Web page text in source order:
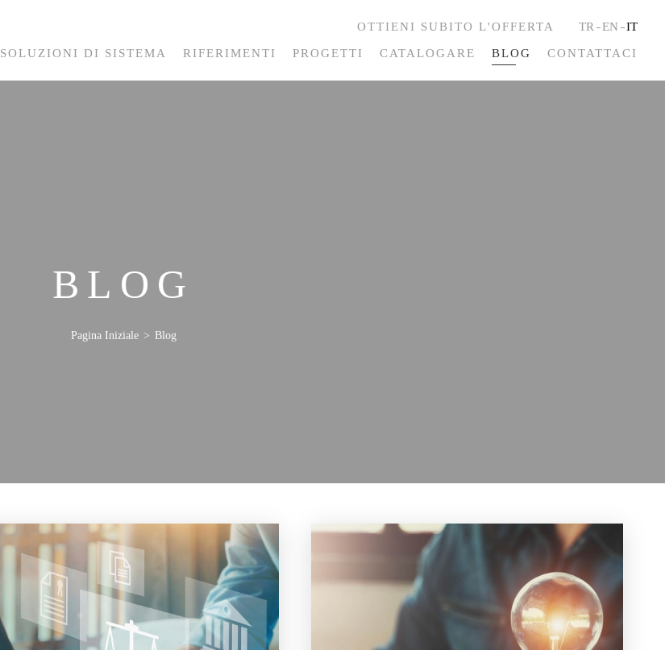
OTTIENI SUBITO L'OFFERTA TR EN IT
SOLUZIONI DI SISTEMA RIFERIMENTI PROGETTI CATALOGARE BLOG CONTATTACI
BLOG
Pagina Iniziale Blog